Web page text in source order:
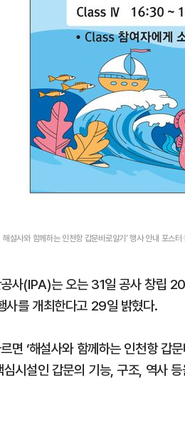
해설사와 함께하는 인천항 갑문바로알기’ 행사 안내 포스
사(IPA)는 오는 31일 공사 창립
사를 개최한다고 29일 밝혔다.
면 ‘해설사와 함께하는 인천항 갑
심시설인 갑문의 기능, 구조, 역사